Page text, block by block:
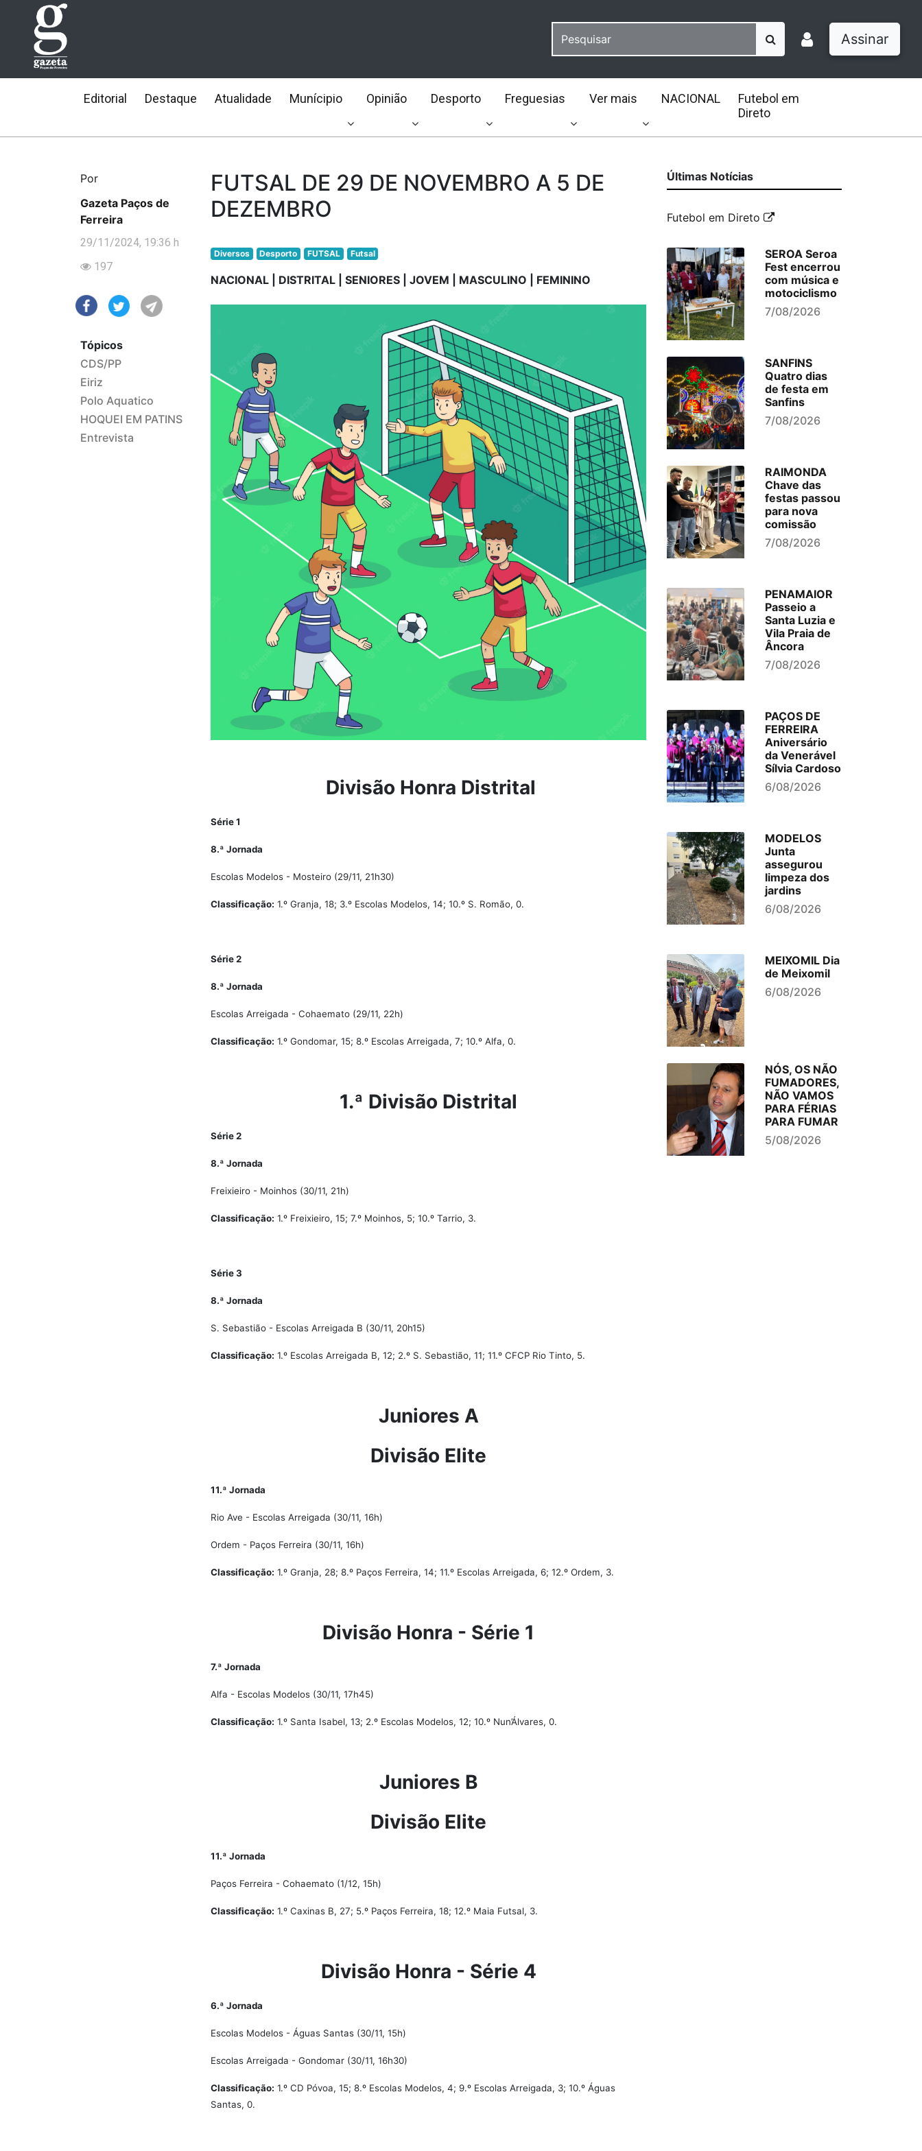
Assinar
Editorial Destaque Atualidade Munícipio Opinião Desporto Freguesias Ver mais NACIONAL
Futebol em
Direto
Por
Gazeta Paços de
Ferreira
29/11/2024, 19:36 h
197
Tópicos
CDS/PP
Eiriz
Polo Aquatico
HOQUEI EM PATINS
Entrevista
FUTSAL DE 29 DE NOVEMBRO A 5 DE
DEZEMBRO
Diversos Desporto FUTSAL Futsal
NACIONAL | DISTRITAL | SENIORES | JOVEM | MASCULINO | FEMININO
Divisão Honra Distrital
Série 1
8.ª Jornada
Escolas Modelos - Mosteiro (29/11, 21h30)
Classificação: 1.º Granja, 18; 3.º Escolas Modelos, 14; 10.º S. Romão, 0.
Série 2
8.ª Jornada
Escolas Arreigada - Cohaemato (29/11, 22h)
Classificação: 1.º Gondomar, 15; 8.º Escolas Arreigada, 7; 10.º Alfa, 0.
1.ª Divisão Distrital
Série 2
8.ª Jornada
Freixieiro - Moinhos (30/11, 21h)
Classificação: 1.º Freixieiro, 15; 7.º Moinhos, 5; 10.º Tarrio, 3.
Série 3
8.ª Jornada
S. Sebastião - Escolas Arreigada B (30/11, 20h15)
Classificação: 1.º Escolas Arreigada B, 12; 2.º S. Sebastião, 11; 11.º CFCP Rio Tinto, 5.
Juniores A
Divisão Elite
11.ª Jornada
Rio Ave - Escolas Arreigada (30/11, 16h)
Ordem - Paços Ferreira (30/11, 16h)
Classificação: 1.º Granja, 28; 8.º Paços Ferreira, 14; 11.º Escolas Arreigada, 6; 12.º Ordem, 3.
Divisão Honra - Série 1
7.ª Jornada
Alfa - Escolas Modelos (30/11, 17h45)
Classificação: 1.º Santa Isabel, 13; 2.º Escolas Modelos, 12; 10.º Nun’Álvares, 0.
Juniores B
Divisão Elite
11.ª Jornada
Paços Ferreira - Cohaemato (1/12, 15h)
Classificação: 1.º Caxinas B, 27; 5.º Paços Ferreira, 18; 12.º Maia Futsal, 3.
Divisão Honra - Série 4
6.ª Jornada
Escolas Modelos - Águas Santas (30/11, 15h)
Escolas Arreigada - Gondomar (30/11, 16h30)
Classificação: 1.º CD Póvoa, 15; 8.º Escolas Modelos, 4; 9.º Escolas Arreigada, 3; 10.º Águas
Santas, 0.
Últimas Notícias
Futebol em Direto
SEROA Seroa
Fest encerrou
com música e
motociclismo
7/08/2026
SANFINS
Quatro dias
de festa em
Sanfins
7/08/2026
RAIMONDA
Chave das
festas passou
para nova
comissão
7/08/2026
PENAMAIOR
Passeio a
Santa Luzia e
Vila Praia de
Âncora
7/08/2026
PAÇOS DE
FERREIRA
Aniversário
da Venerável
Sílvia Cardoso
6/08/2026
MODELOS
Junta
assegurou
limpeza dos
jardins
6/08/2026
MEIXOMIL Dia
de Meixomil
6/08/2026
NÓS, OS NÃO
FUMADORES,
NÃO VAMOS
PARA FÉRIAS
PARA FUMAR
5/08/2026